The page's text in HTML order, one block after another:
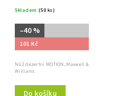
Skladem (50 ks)
–40 %
101 Kč
Nůž dezertní MOTION, Maxwell &
Williams